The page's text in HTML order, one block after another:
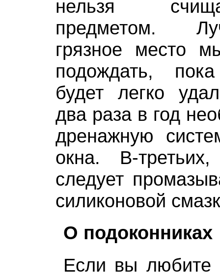
нельзя
предметом.
грязное место
подождать,
будет легко
два раза в год
дренажную
окна. В-
следует
силиконовой
О подоконниках
Если вы любите